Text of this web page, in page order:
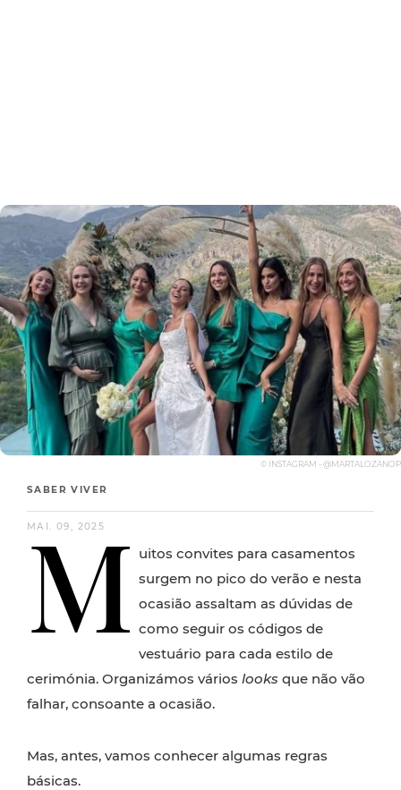
© INSTAGRAM - @MARTALOZANOP
SABER VIVER
MAI. 09, 2025
M uitos convites para casamentos
surgem no pico do verão e nesta
ocasião assaltam as dúvidas de
como seguir os códigos de
vestuário para cada estilo de
cerimónia. Organizámos vários looks que não vão
falhar, consoante a ocasião.
Mas, antes, vamos conhecer algumas regras
básicas.